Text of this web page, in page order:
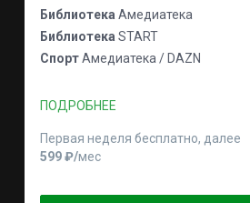
Библиотека Амедиатека
Библиотека START
СпортАмедиатека / DAZN
ПОДРОБНЕЕ
Первая неделя бесплатно, далее
599 ₽⁠/⁠мес